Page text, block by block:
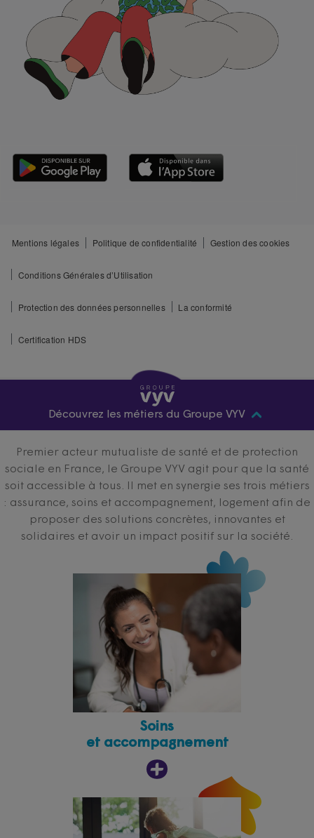
Mentions légales Politique de confidentialité Gestion des cookies
Conditions Générales d’Utilisation
Protection des données personnelles La conformité
Certification HDS
Découvrez les métiers du Groupe VYV
Premier acteur mutualiste de santé et de protection
sociale en France, le Groupe VYV agit pour que la santé
soit accessible à tous. Il met en synergie ses trois métiers
: assurance, soins et accompagnement, logement afin de
proposer des solutions concrètes, innovantes et
solidaires et avoir un impact positif sur la société.
Soins
et accompagnement